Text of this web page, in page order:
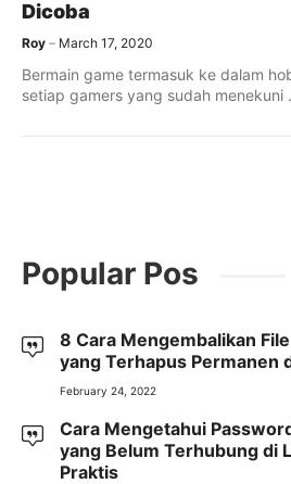
Dicoba
Roy March 17, 2020
Bermain game termasuk ke dalam
setiap gamers yang sudah menekuni
Popular Pos
8 Cara Mengembalikan
yang Terhapus Permanen
February 24, 2022
Cara Mengetahui
yang Belum Terhubung di
Praktis